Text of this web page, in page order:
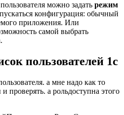
можно задать режим
конфигурация: обычный
приложения. Или
самой выбрать
пользователей 1с
а мне надо как то
проверять. а рольдоступна этого